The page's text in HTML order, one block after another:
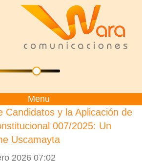
Menu
Candidatos y la Aplicación de
007/2025: Un
Uscamayta
2026 07:02